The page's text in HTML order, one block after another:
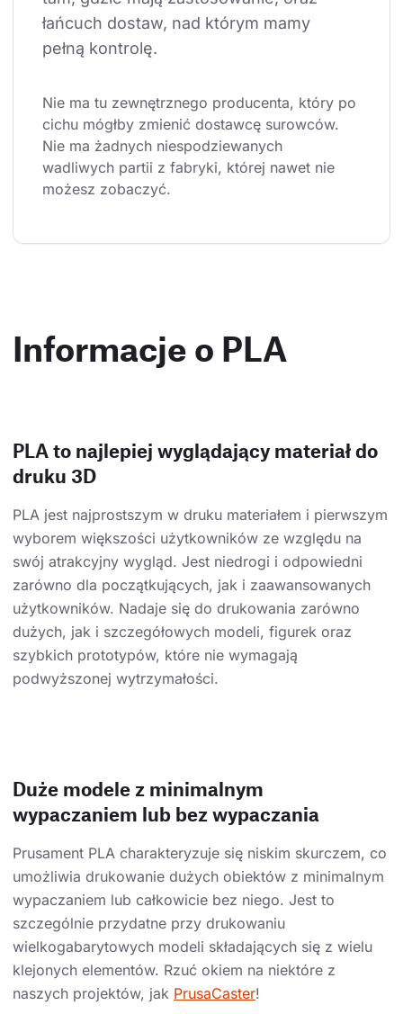
łańcuch dostaw, nad którym mamy
pełną kontrolę.
Nie ma tu zewnętrznego producenta, który po
cichu mógłby zmienić dostawcę surowców.
Nie ma żadnych niespodziewanych
wadliwych partii z fabryki, której nawet nie
możesz zobaczyć.
Informacje o PLA
PLA to najlepiej wyglądający materiał do
druku 3D
PLA jest najprostszym w druku materiałem i pierwszym
wyborem większości użytkowników ze względu na
swój atrakcyjny wygląd. Jest niedrogi i odpowiedni
zarówno dla początkujących, jak i zaawansowanych
użytkowników. Nadaje się do drukowania zarówno
dużych, jak i szczegółowych modeli, figurek oraz
szybkich prototypów, które nie wymagają
podwyższonej wytrzymałości.
Duże modele z minimalnym
wypaczaniem lub bez wypaczania
Prusament PLA charakteryzuje się niskim skurczem, co
umożliwia drukowanie dużych obiektów z minimalnym
wypaczaniem lub całkowicie bez niego. Jest to
szczególnie przydatne przy drukowaniu
wielkogabarytowych modeli składających się z wielu
klejonych elementów. Rzuć okiem na niektóre z
naszych projektów, jak PrusaCaster!